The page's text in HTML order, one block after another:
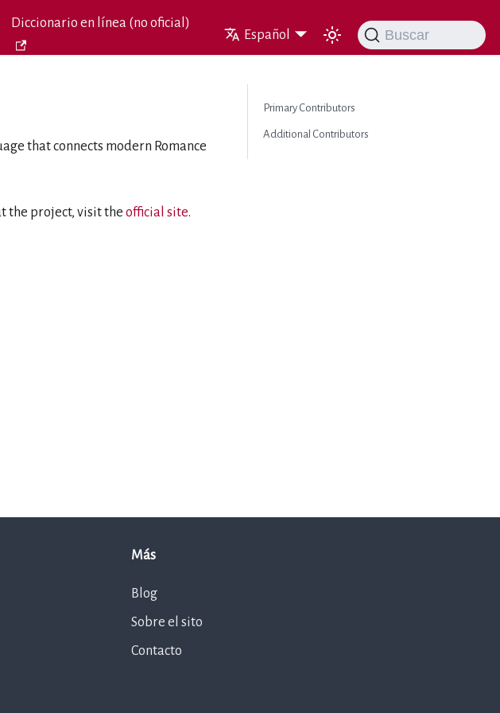
Diccionario en línea (no oficial)
Español Buscar
that connects modern Romance
the project, visit theofficial site.
Primary Contributors
Additional Contributors
Más
Blog
Sobre el sito
Contacto